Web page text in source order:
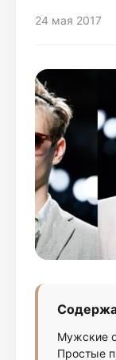
24 мая 2017
Мужские
Простые